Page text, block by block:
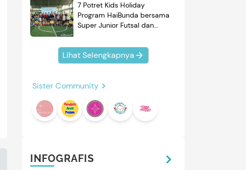
Rekomendasi
Produk
Nama Bayi
7 Potret Kids Holiday
Program HaiBunda bersama
Super Junior Futsal dan
Kompak Banget!
Lihat Selengkapnya
Sister Community
INFOGRAFIS